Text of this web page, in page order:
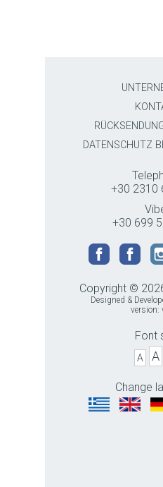
DATENSCHUTZ
+30 2310
+30 699
Copyright ©
Designed &
version:
Font
A A
Change